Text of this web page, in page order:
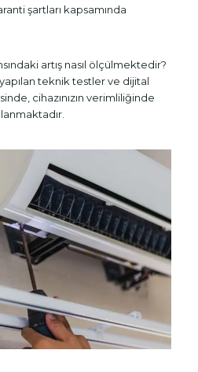
şartları kapsamında
artış nasıl ölçülmektedir?
teknik testler ve dijital
cihazınızın verimliliğinde